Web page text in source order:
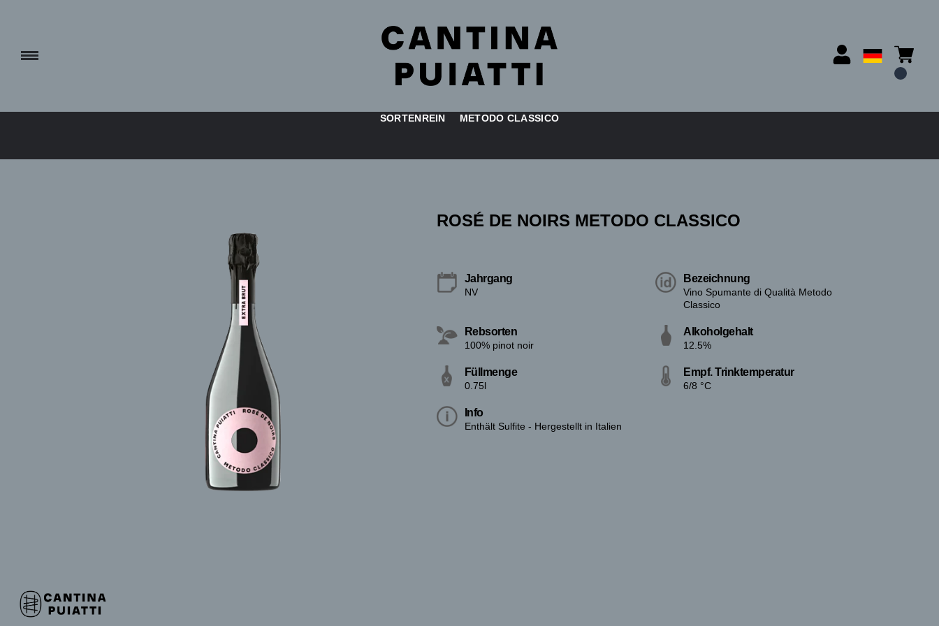
SORTENREIN METODO CLASSICO
ROSÉ DE NOIRS METODO CLASSICO
Jahrgang
NV
Bezeichnung
Vino Spumante di Qualità Metodo
Classico
Rebsorten
100% pinot noir
Alkoholgehalt
12.5%
Füllmenge
0.75l
Empf. Trinktemperatur
6/8 °C
Info
Enthält Sulfite - Hergestellt in Italien